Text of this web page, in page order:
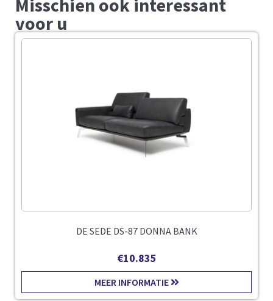
Misschien ook interessant
voor u
DE SEDE DS-87 DONNA BANK
€10.835
MEER INFORMATIE